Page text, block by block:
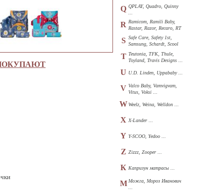
Q QPLAY, Quadro, Quinny
R Ramicom, Ramili Baby,
Rastar, Razor, Recaro, RT
S Safe Care, Safety 1st,
Samsung, Schardt, Scool
T Teutonia, TFK, Thule,
Toyland, Travis Designs ...
U U.D. Linden, Uppababy ...
V Valco Baby, Vamvigvam,
Vitus, Voksi ...
WWeelz, Weina, Welldon ...
X X-Lander ...
Y Y-SCOO, Yedoo ...
Z Zizzz, Zooper ...
К Капризун матрасы ...
М Можга, Мороз Иванович